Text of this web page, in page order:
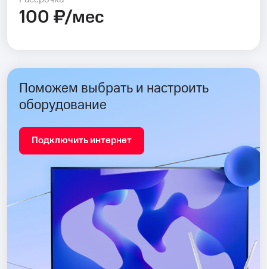
100 ₽/мес
Поможем выбрать и настроить
оборудование
Подключить интернет